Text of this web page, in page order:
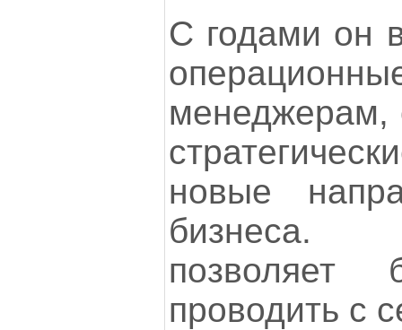
С годами он
менеджерам,
новые
бизнеса.
позволяет
проводить с